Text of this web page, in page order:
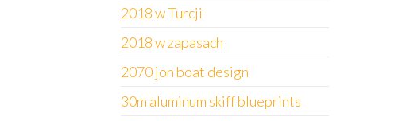
2018 w Turcji
2018 w zapasach
2070 jon boat design
30m aluminum skiff blueprints